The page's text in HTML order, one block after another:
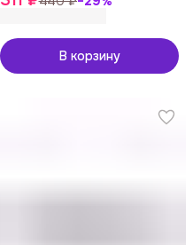
В корзину